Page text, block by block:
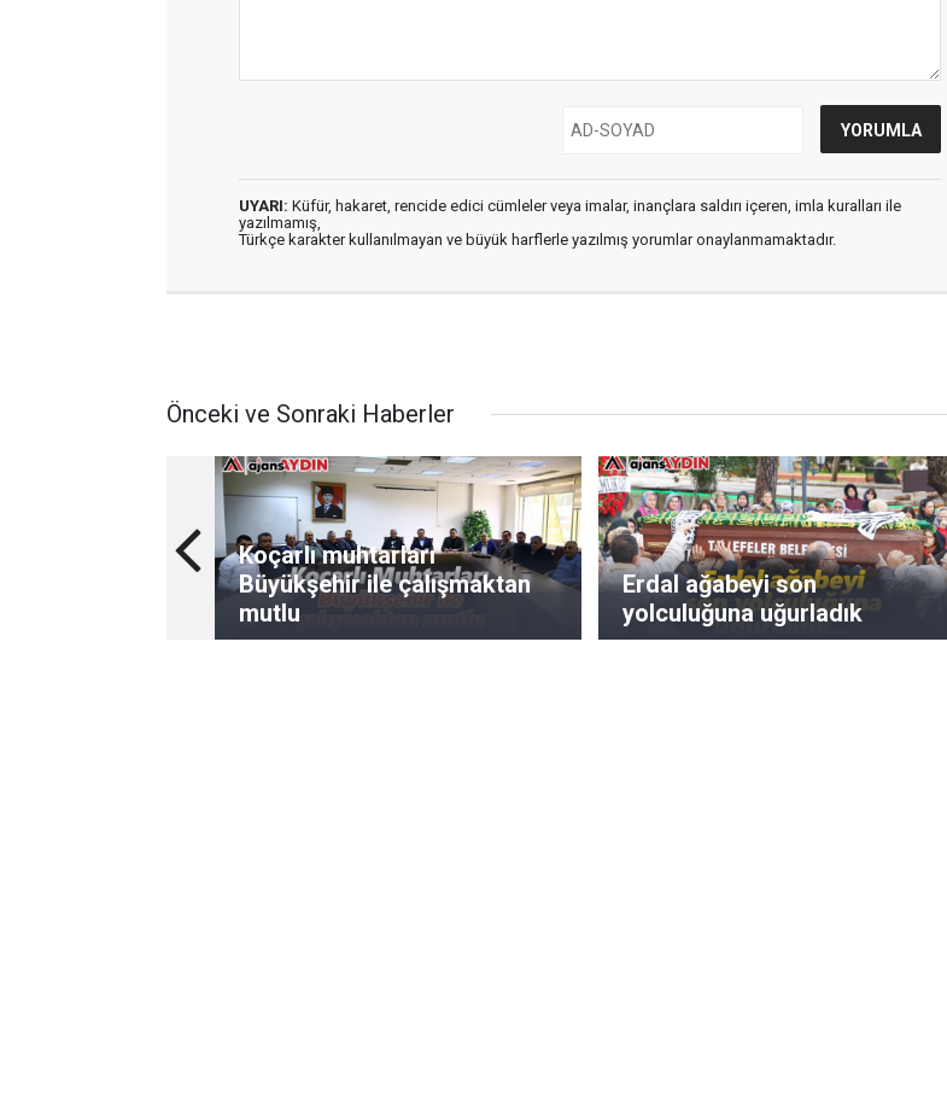
UYARI: Küfür, hakaret, rencide edici cümleler veya imalar, inançlara saldırı içeren, imla kuralları ile
yazılmamış,
Türkçe karakter kullanılmayan ve büyük harflerle yazılmış yorumlar onaylanmamaktadır.
Önceki ve Sonraki Haberler
Koçarlı muhtarları
Büyükşehir ile çalışmaktan
mutlu
Erdal ağabeyi son
yolculuğuna uğurladık